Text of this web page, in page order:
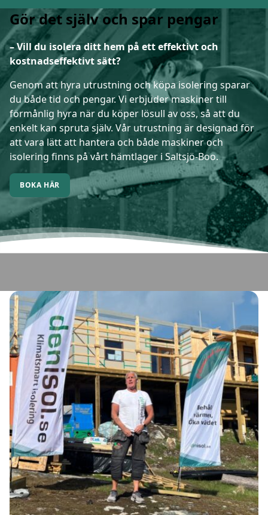
Gör det själv och spar pengar
– Vill du isolera ditt hem på ett effektivt och
kostnadseffektivt sätt?
Genom att hyra utrustning och köpa isolering sparar
du både tid och pengar. Vi erbjuder maskiner till
förmånlig hyra när du köper lösull av oss, så att du
enkelt kan spruta själv. Vår utrustning är designad för
att vara lätt att hantera och både maskiner och
isolering finns på vårt hämtlager i Saltsjö-Boo.
BOKA HÄR